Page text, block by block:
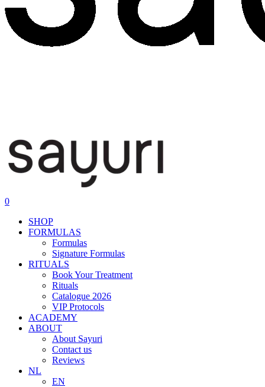
0
SHOP
FORMULAS
Formulas
Signature Formulas
RITUALS
Book Your Treatment
Rituals
Catalogue 2026
VIP Protocols
ACADEMY
ABOUT
About Sayuri
Contact us
Reviews
NL
EN